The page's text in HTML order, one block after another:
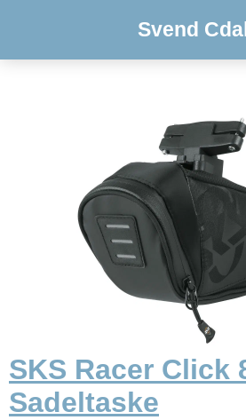
Svend
SKS Racer Click
Sadeltaske